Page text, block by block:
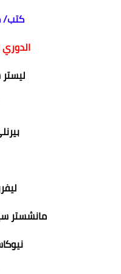
كتب/
الدوري
مانشستر